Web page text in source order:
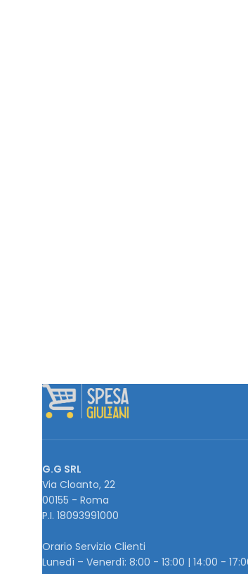
G.G SRL
Via Cloanto, 22
00155 - Roma
P.I. ‭18093991000
Orario Servizio Clienti
Lunedì – Venerdì: 8:00 - 13:00 | 14:00 -